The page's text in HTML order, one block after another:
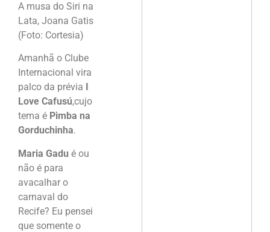
A musa do Siri na
Lata, Joana Gatis
(Foto: Cortesia)
Amanhã o Clube
Internacional vira
palco da prévia
Love Cafusú,cujo
tema é Pimba na
Gorduchinha.
Maria Gadu é ou
não é para
avacalhar o
carnaval do
Recife? Eu pensei
que somente o